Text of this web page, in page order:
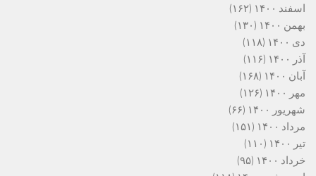
اسفند ۱۴۰۰
(۱۶۲)
بهمن ۱۴۰۰
(۱۳۰)
دی ۱۴۰۰
(۱۱۸)
آذر ۱۴۰۰
(۱۱۶)
آبان ۱۴۰۰
(۱۶۸)
مهر ۱۴۰۰
(۱۲۶)
شهریور ۱۴۰۰
(۶۶)
مرداد ۱۴۰۰
(۱۵۱)
تیر ۱۴۰۰
(۱۱۰)
خرداد ۱۴۰۰
(۹۵)